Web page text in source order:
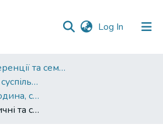
Log In (current)
012. Конференції та семінари НаУКМА
Україна: людина, суспільство, природа : щорічна наукова конференція
1998. Україна: людина, суспільство, природа : четверта щорічна наукова конференція : тези доповідей
Лексико-семантичні та структурні особливості термінів і професійної лексики в художньому стилі сучасної української літературної мови